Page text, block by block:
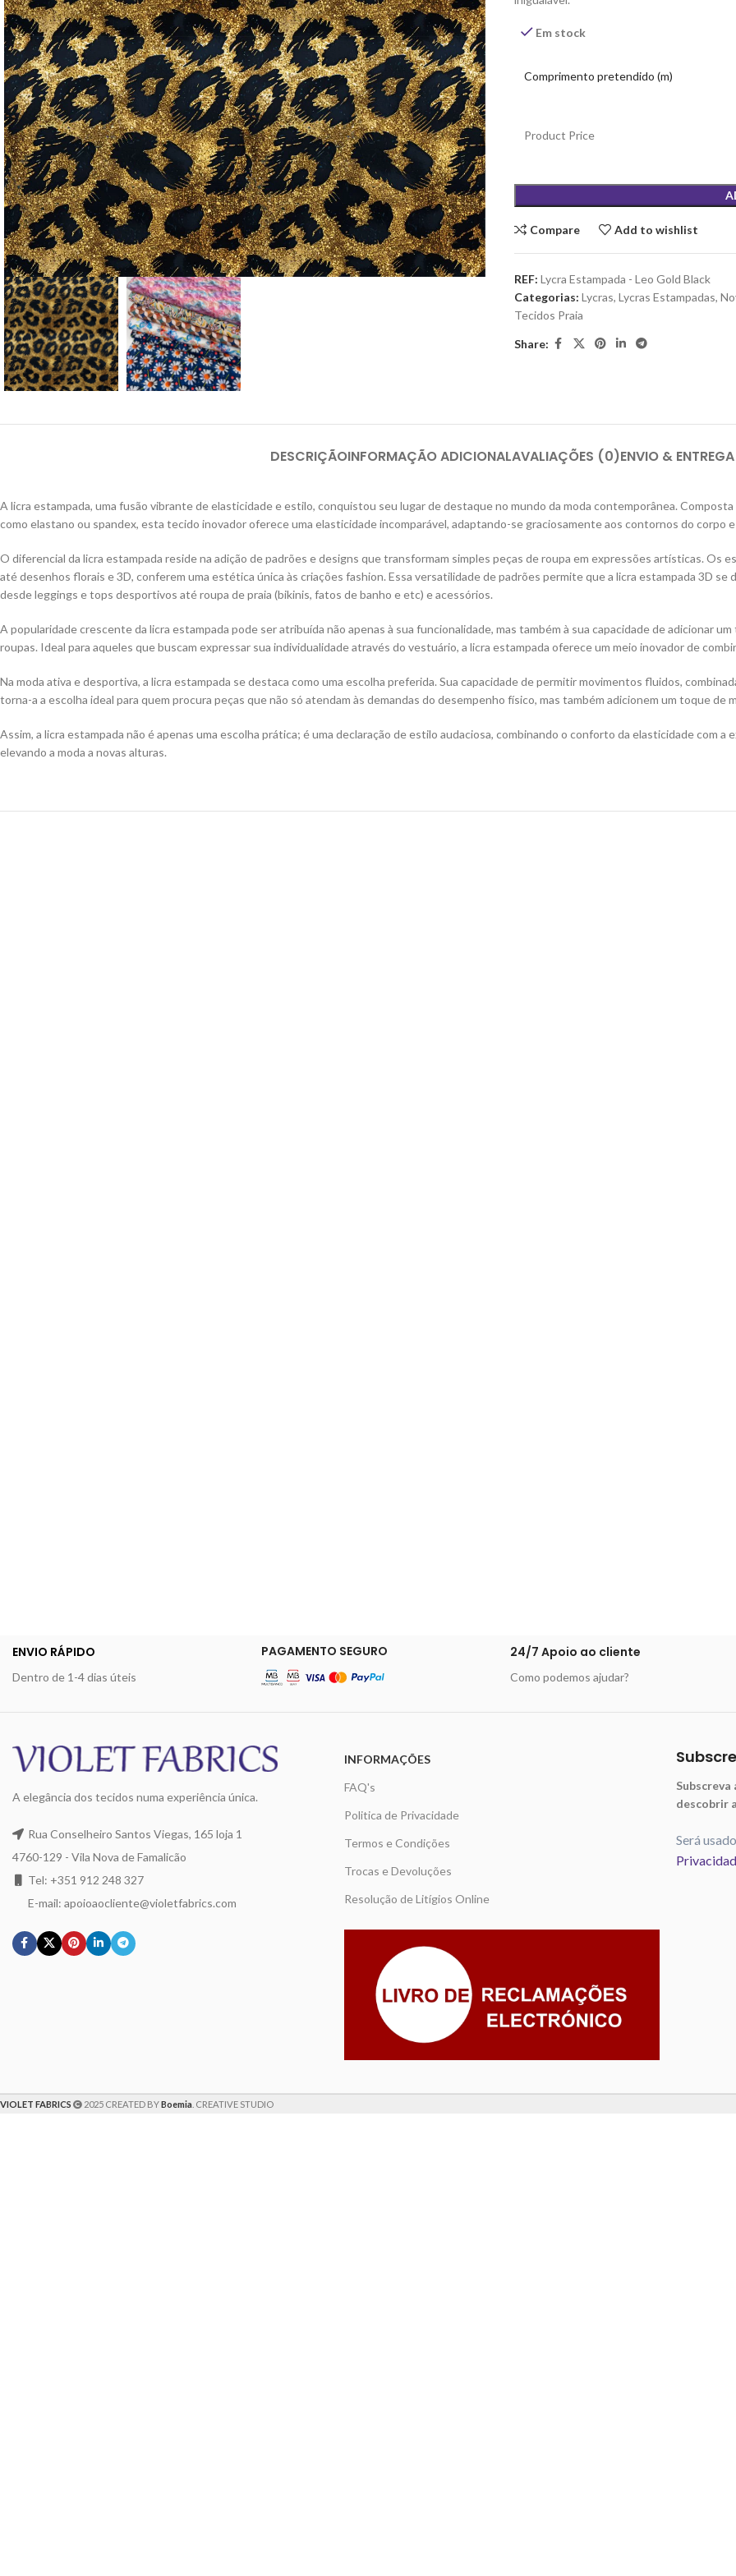
Em stock
Comprimento pretendido (m)
Product Price
Compare Add to wishlist
REF: Lycra Estampada - Leo Gold Black
Categorias: Lycras, Lycras Estampadas,
Tecidos Praia
Share:
DESCRIÇÃOINFORMAÇÃO ADICIONALAVALIAÇÕES (0)ENVIO & ENTREGA
A licra estampada, uma fusão vibrante de elasticidade e estilo, conquistou seu lugar de destaque no mundo da moda contemporânea.
como elastano ou spandex, esta tecido inovador oferece uma elasticidade incomparável, adaptando-se graciosamente aos contornos do corpo
O diferencial da licra estampada reside na adição de padrões e designs que transformam simples peças de roupa em expressões artísticas. Os
até desenhos florais e 3D, conferem uma estética única às criações fashion. Essa versatilidade de padrões permite que a licra estampada 3D se
desde leggings e tops desportivos até roupa de praia (bikinis, fatos de banho e etc) e acessórios.
A popularidade crescente da licra estampada pode ser atribuída não apenas à sua funcionalidade, mas também à sua capacidade de adicionar
roupas. Ideal para aqueles que buscam expressar sua individualidade através do vestuário, a licra estampada oferece um meio inovador de
Na moda ativa e desportiva, a licra estampada se destaca como uma escolha preferida. Sua capacidade de permitir movimentos fluidos,
torna-a a escolha ideal para quem procura peças que não só atendam às demandas do desempenho físico, mas também adicionem um toque de
Assim, a licra estampada não é apenas uma escolha prática; é uma declaração de estilo audaciosa, combinando o conforto da elasticidade com
elevando a moda a novas alturas.
ENVIO RÁPIDO
Dentro de 1-4 dias úteis
PAGAMENTO SEGURO 24/7 Apoio ao cliente
Como podemos ajudar?
A elegância dos tecidos numa experiência única.
Rua Conselheiro Santos Viegas, 165 loja 1
4760-129 - Vila Nova de Famalicão
Tel: +351 912 248 327
E-mail: apoioaocliente@violetfabrics.com
INFORMAÇÕES
FAQ's
Politica de Privacidade
Termos e Condições
Trocas e Devoluções
Resolução de Litígios Online
descobrir
Será
VIOLET FABRICS 2025 CREATED BYBoemia . CREATIVE STUDIO